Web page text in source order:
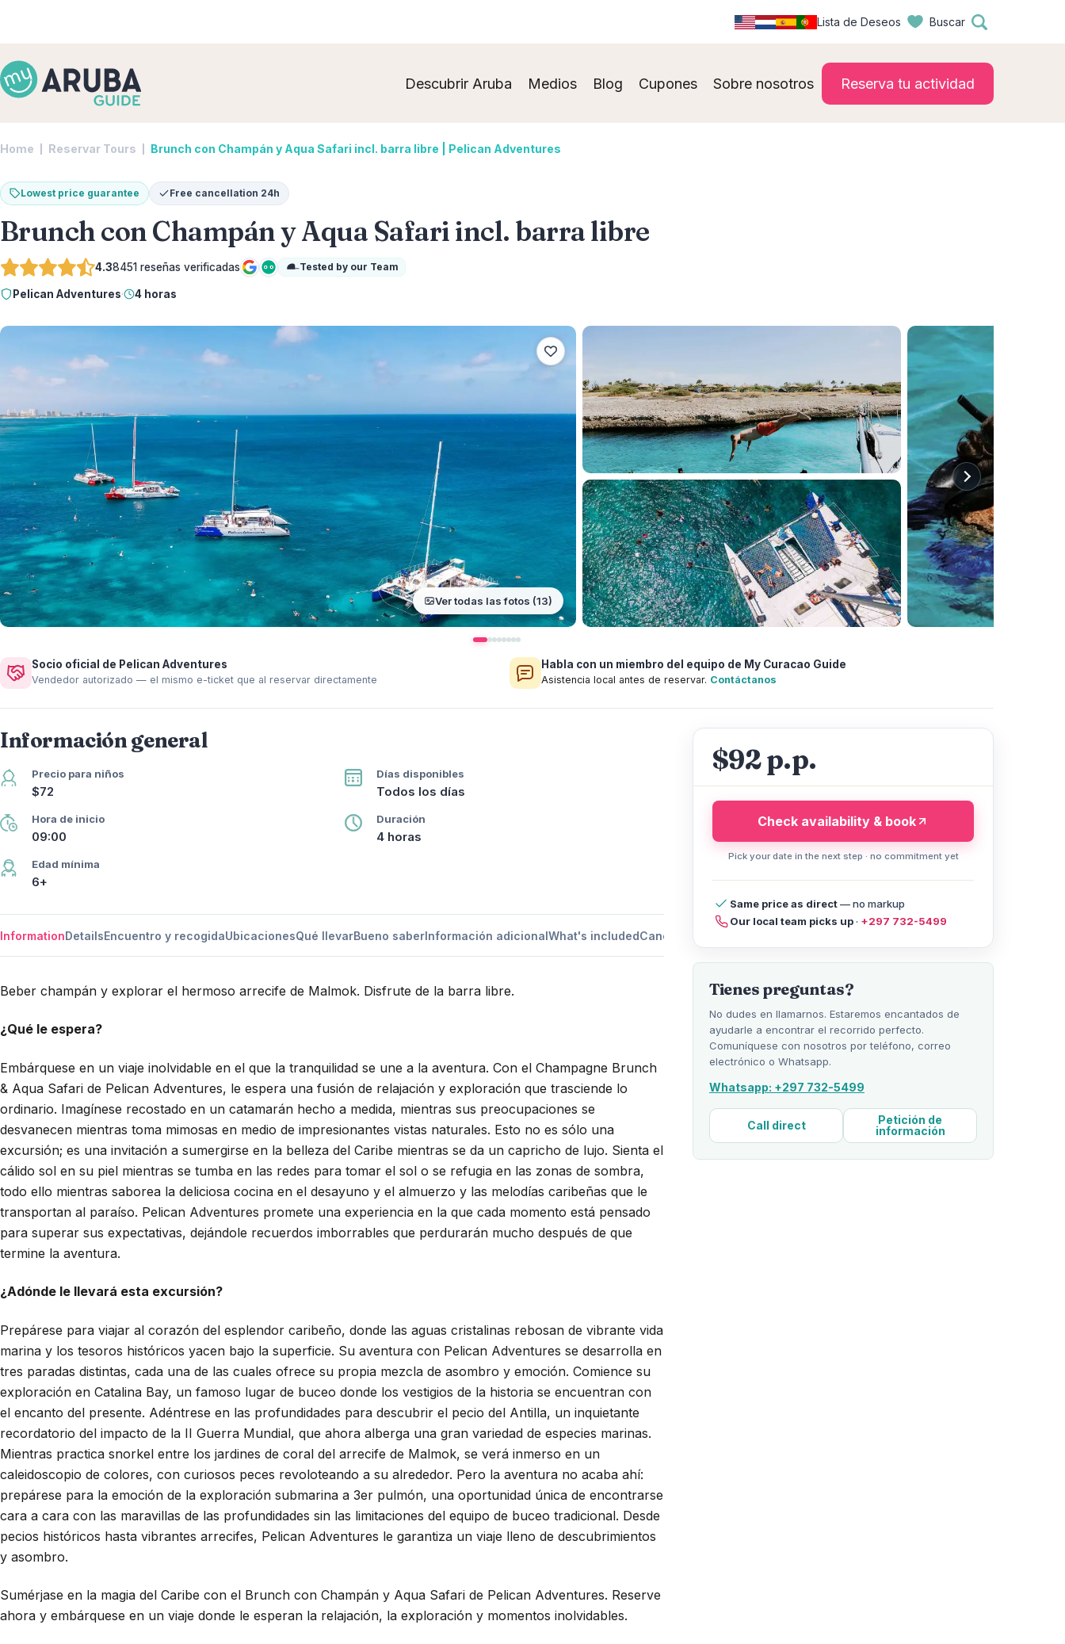
Lista de Deseos Buscar
Descubrir Aruba Medios Blog Cupones Sobre nosotros Reserva tu actividad
Home Reservar Tours Brunch con Champán y Aqua Safari incl. barra libre | Pelican Adventures
Lowest price guarantee Free cancellation 24h
Brunch con Champán y Aqua Safari incl. barra libre
4.38451 reseñas verificadas
GoogleTripadvisor
Tested by our Team
Pelican Adventures· 4 horas
Ver todas las fotos (13)
Socio oficial de Pelican Adventures
Vendedor autorizado — el mismo e-ticket que al reservar directamente
Habla con un miembro del equipo de My Curacao Guide
Asistencia local antes de reservar. Contáctanos
Información general
Precio para niños
$72
Días disponibles
Todos los días
Hora de inicio
09:00
Duración
4 horas
Edad mínima
6+
InformationDetailsEncuentro y recogidaUbicacionesQué llevarBueno saberInformación adicionalWhat's includedCancellation policy
Beber champán y explorar el hermoso arrecife de Malmok. Disfrute de la barra libre.
¿Qué le espera?
Embárquese en un viaje inolvidable en el que la tranquilidad se une a la aventura. Con el Champagne Brunch
& Aqua Safari de Pelican Adventures, le espera una fusión de relajación y exploración que trasciende lo
ordinario. Imagínese recostado en un catamarán hecho a medida, mientras sus preocupaciones se
desvanecen mientras toma mimosas en medio de impresionantes vistas naturales. Esto no es sólo una
excursión; es una invitación a sumergirse en la belleza del Caribe mientras se da un capricho de lujo. Sienta el
cálido sol en su piel mientras se tumba en las redes para tomar el sol o se refugia en las zonas de sombra,
todo ello mientras saborea la deliciosa cocina en el desayuno y el almuerzo y las melodías caribeñas que le
transportan al paraíso. Pelican Adventures promete una experiencia en la que cada momento está pensado
para superar sus expectativas, dejándole recuerdos imborrables que perdurarán mucho después de que
termine la aventura.
¿Adónde le llevará esta excursión?
Prepárese para viajar al corazón del esplendor caribeño, donde las aguas cristalinas rebosan de vibrante vida
marina y los tesoros históricos yacen bajo la superficie. Su aventura con Pelican Adventures se desarrolla en
tres paradas distintas, cada una de las cuales ofrece su propia mezcla de asombro y emoción. Comience su
exploración en Catalina Bay, un famoso lugar de buceo donde los vestigios de la historia se encuentran con
el encanto del presente. Adéntrese en las profundidades para descubrir el pecio del Antilla, un inquietante
recordatorio del impacto de la II Guerra Mundial, que ahora alberga una gran variedad de especies marinas.
Mientras practica snorkel entre los jardines de coral del arrecife de Malmok, se verá inmerso en un
caleidoscopio de colores, con curiosos peces revoloteando a su alrededor. Pero la aventura no acaba ahí:
prepárese para la emoción de la exploración submarina a 3er pulmón, una oportunidad única de encontrarse
cara a cara con las maravillas de las profundidades sin las limitaciones del equipo de buceo tradicional. Desde
pecios históricos hasta vibrantes arrecifes, Pelican Adventures le garantiza un viaje lleno de descubrimientos
y asombro.
Sumérjase en la magia del Caribe con el Brunch con Champán y Aqua Safari de Pelican Adventures. Reserve
ahora y embárquese en un viaje donde le esperan la relajación, la exploración y momentos inolvidables.
$92 p.p.
Check availability & book
Pick your date in the next step · no commitment yet
Same price as direct— no markup
Our local team picks up· +297 732-5499
Tienes preguntas?
No dudes en llamarnos. Estaremos encantados de
ayudarle a encontrar el recorrido perfecto.
Comuníquese con nosotros por teléfono, correo
electrónico o Whatsapp.
Whatsapp: +297 732-5499
Call direct
Petición de
información